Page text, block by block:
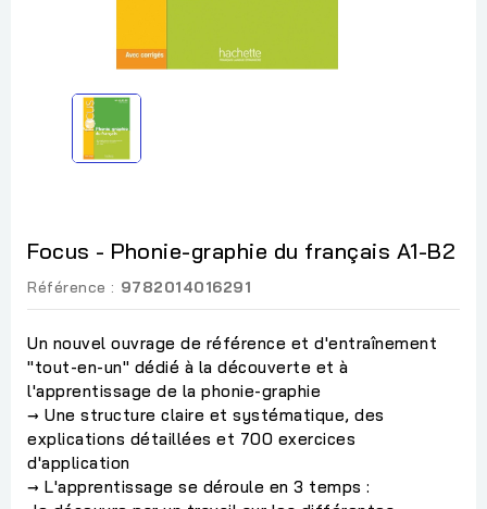
Focus - Phonie-graphie du français A1-B2
Référence : 9782014016291
Un nouvel ouvrage de référence et d'entraînement
"tout-en-un" dédié à la découverte et à
l'apprentissage de la phonie-graphie
→ Une structure claire et systématique, des
explications détaillées et 700 exercices
d'application
→ L'apprentissage se déroule en 3 temps :